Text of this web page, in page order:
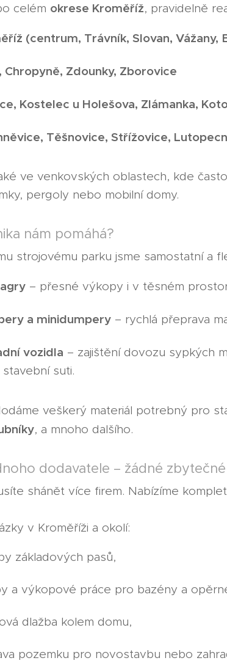
celém okrese Kroměříž, pravidelně
(centrum, Trávník, Slovan, Vážany,
Chropyně, Zdounky, Zborovice
Kostelec u Holešova, Zlámanka,
Těšnovice, Střížovice,
ve venkovských oblastech, kde
pergoly nebo mobilní domy.
nám pomáhá?
strojovému parku jsme samostatní a
– přesné výkopy i v těsném
a minidumpery – rychlá přeprava
vozidla – zajištění dovozu sypkých
suti.
veškerý materiál potrebný pro
, a mnoho dalšího.
dodavatele – žádné
shánět více firem. Nabízíme
v Kroměříži a okolí:
základových pasů,
a výkopové práce pro bazény a
dlažba kolem domu,
pozemku pro novostavbu nebo